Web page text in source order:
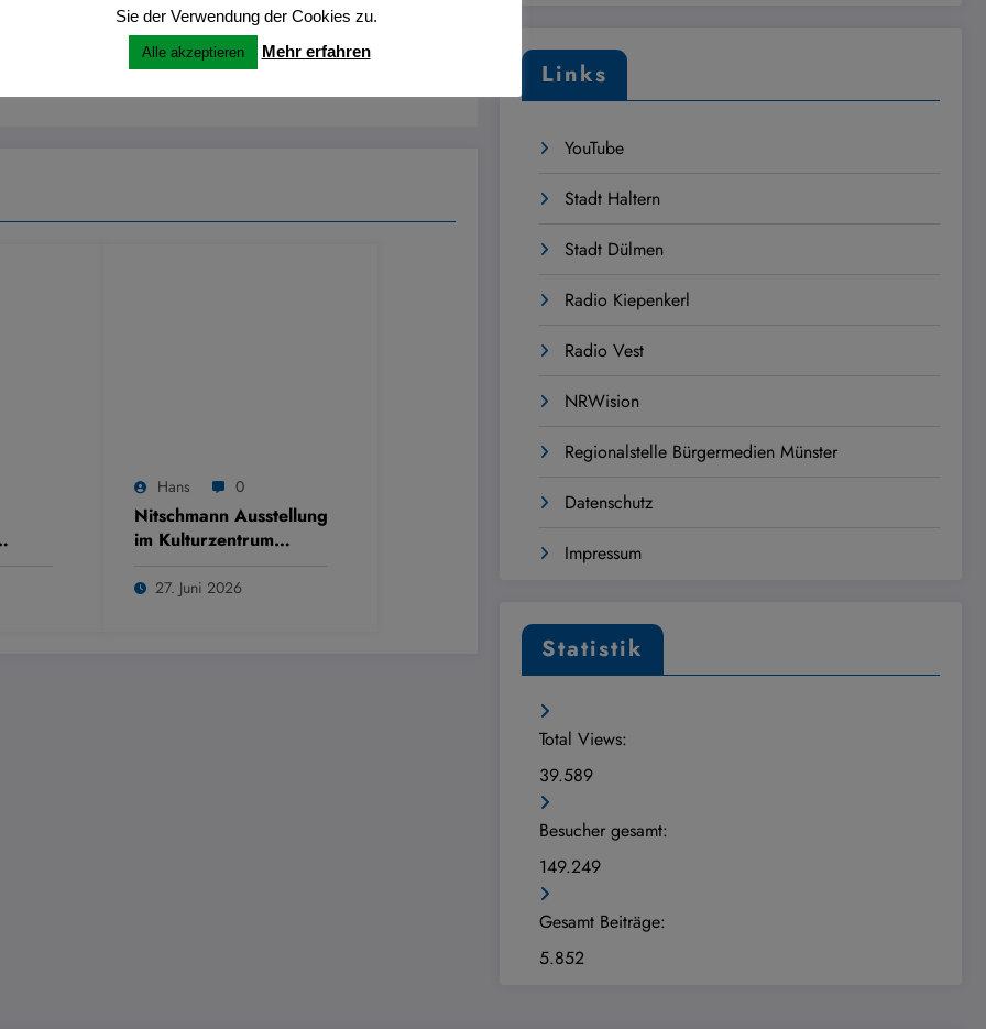
und Kannebrocksbach in Merfeld
Hans 0
Nitschmann Ausstellung
im Kulturzentrum
27. Juni 2026
Links
YouTube
Stadt Haltern
Stadt Dülmen
Radio Kiepenkerl
Radio Vest
NRWision
Regionalstelle Bürgermedien Münster
Datenschutz
Impressum
Statistik
Total Views:
39.589
Besucher gesamt:
149.249
Gesamt Beiträge:
5.852
Sie der Verwendung der Cookies zu.
Alle akzeptieren Mehr erfahren